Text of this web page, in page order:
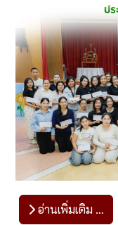
อ่านเพิ่มเติม …